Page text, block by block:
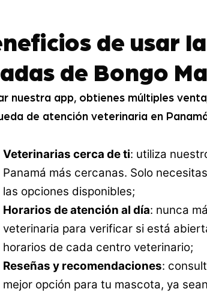
de usar
de Bongo
nuestra app, obtienes múltiples
de atención veterinaria en
Veterinarias cerca de ti: utiliza
Panamá más cercanas. Solo
las opciones disponibles;
Horarios de atención al día: nunca
veterinaria para verificar si está
horarios de cada centro veterinario;
Reseñas y recomendaciones:
mejor opción para tu mascota, ya